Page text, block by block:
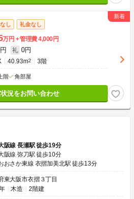
し 礼金なし
万円 管理費4,000円
礼 0円
40.93m2 3階
階 角部屋
況をお問い合わせ
阪線 長瀬駅 徒歩19分
阪線 弥刀駅 徒歩10分
おさか東線 衣摺加美北駅 徒歩13分
東大阪市衣摺３丁目
木造 2階建